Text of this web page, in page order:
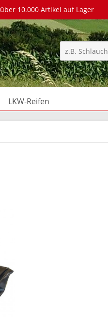
über 10.000 Artikel auf Lager
LKW-Reifen